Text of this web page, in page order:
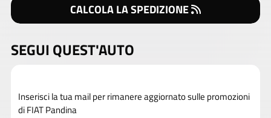
CALCOLA LA SPEDIZIONE
SEGUI QUEST'AUTO
Inserisci la tua mail per rimanere aggiornato sulle promozioni
di FIAT Pandina